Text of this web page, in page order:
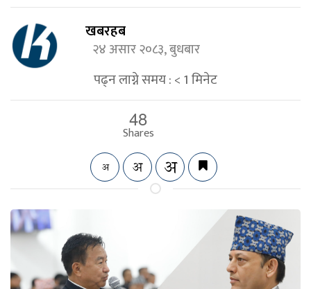
खबरहब
२४ असार २०८३, बुधबार
पढ्न लाग्ने समय :< 1मिनेट
48
Shares